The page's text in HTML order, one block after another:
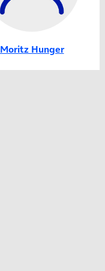
Moritz Hunger